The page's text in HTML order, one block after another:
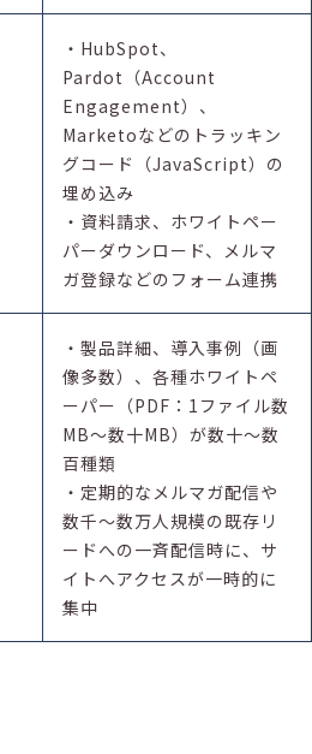
・HubSpot、
Pardot（Account
Engagement）、
Marketoなどのトラッキン
グコード（JavaScript）の
埋め込み
・資料請求、ホワイトペー
パーダウンロード、メルマ
ガ登録などのフォーム連携
・製品詳細、導入事例（画
像多数）、各種ホワイトペ
ーパー（PDF：1ファイル数
MB〜数十MB）が数十〜数
百種類
・定期的なメルマガ配信や
数千〜数万人規模の既存リ
ードへの一斉配信時に、サ
イトへアクセスが一時的に
集中